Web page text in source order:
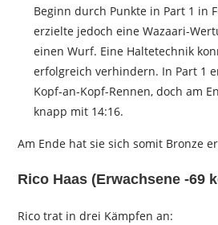
Beginn durch Punkte in Part 1 in
erzielte jedoch eine Wazaari-
einen Wurf. Eine Haltetechnik
erfolgreich verhindern. In Part 1
Kopf-an-Kopf-Rennen, doch am
knapp mit 14:16.
Am Ende hat sie sich somit Bronze
Rico Haas (Erwachsene -69
Rico trat in drei Kämpfen an: